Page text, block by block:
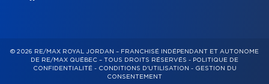
© 2026 RE/MAX ROYAL JORDAN – FRANCHISÉ INDÉPENDANT ET AUTONOME
DE RE/MAX QUÉBEC – TOUS DROITS RÉSERVÉS - POLITIQUE DE
CONFIDENTIALITÉ- CONDITIONS D'UTILISATION - GESTION DU
CONSENTEMENT